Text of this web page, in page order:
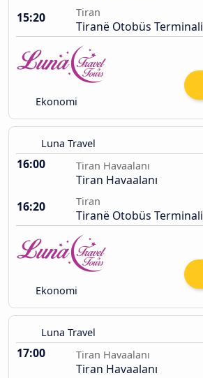
15:20
Tiran
Tiranë Otobüs Terminali
Ekonomi
Luna Travel
16:00 Tiran Havaalanı
Tiran Havaalanı
16:20
Tiran
Tiranë Otobüs Terminali
Ekonomi
Luna Travel
17:00 Tiran Havaalanı
Tiran Havaalanı